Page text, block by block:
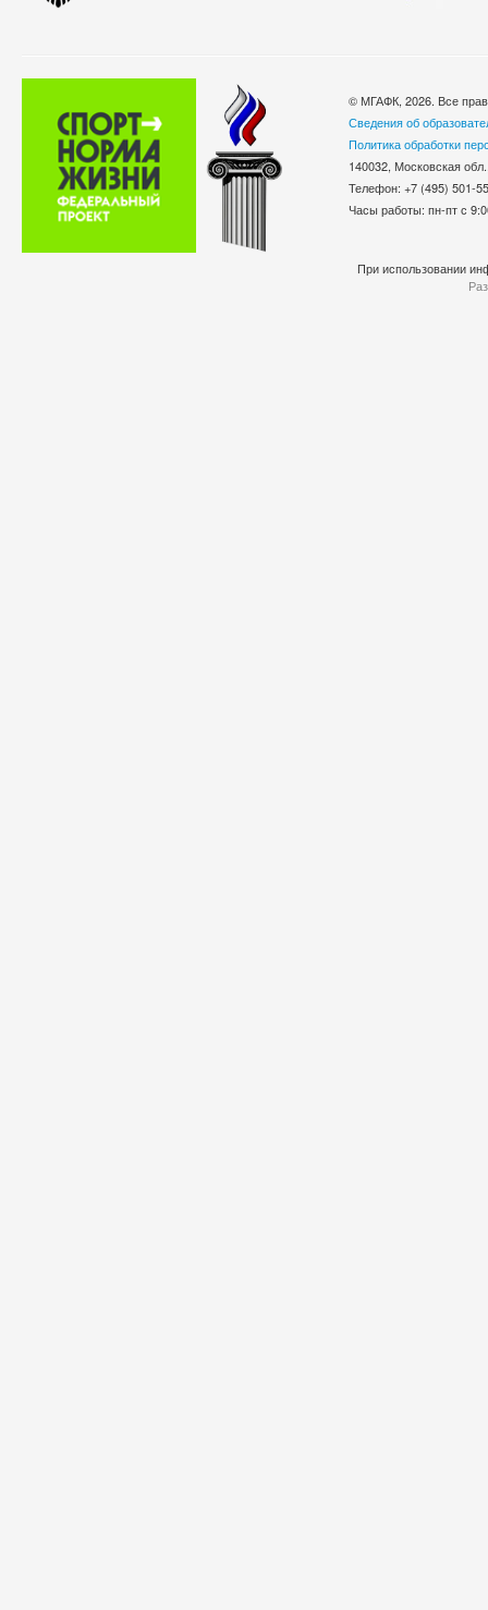
© МГАФК, 2026. Все
Сведения об
Политика обработки
140032, Московская
Телефон: +7 (495)
Часы работы: пн-пт с
При использовании